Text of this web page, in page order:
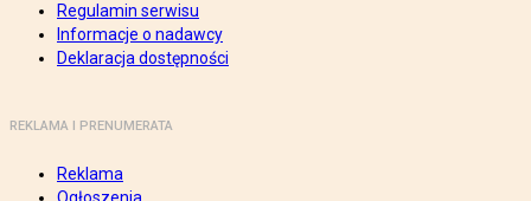
Regulamin serwisu
Informacje o nadawcy
Deklaracja dostępności
REKLAMA I PRENUMERATA
Reklama